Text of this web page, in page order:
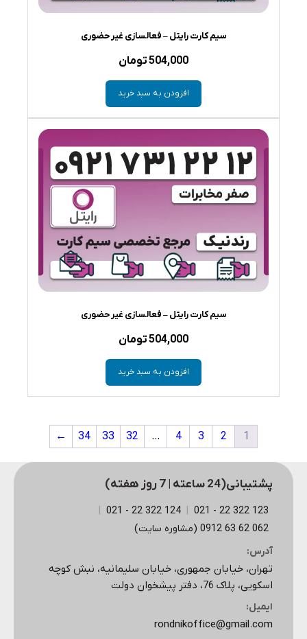
سیم کارت رایتل – فعالسازی غیر حضوری
504,000تومان
افزودن به سبد خرید
سیم کارت رایتل – فعالسازی غیر حضوری
504,000تومان
افزودن به سبد خرید
1
2
3
4
…
32
33
34
←
پشتیبانی(24 ساعته | 7 روز هفته)
123 322 22 - 021
|
124 322 22 - 021
|
062 62 63 0912 (مشاوره سایت)
آدرس:
تهران، خیابان جمهوری، خیابان سلیمانیه، نبش کوچه
اسکویی، پلاک 76، دفتر پیشخوان دولت
ایمیل:
rondnikoffice@gmail.com